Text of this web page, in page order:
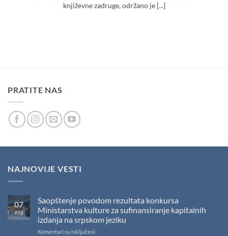
književne zadruge, održano je [...]
PRATITE NAS
NAJNOVIJE VESTI
07
avg
Saopštenje povodom rezultata konkursa
Ministarstva kulture za sufinansiranje kapitalnih
izdanja na srpskom jeziku
Komentari su isključeni